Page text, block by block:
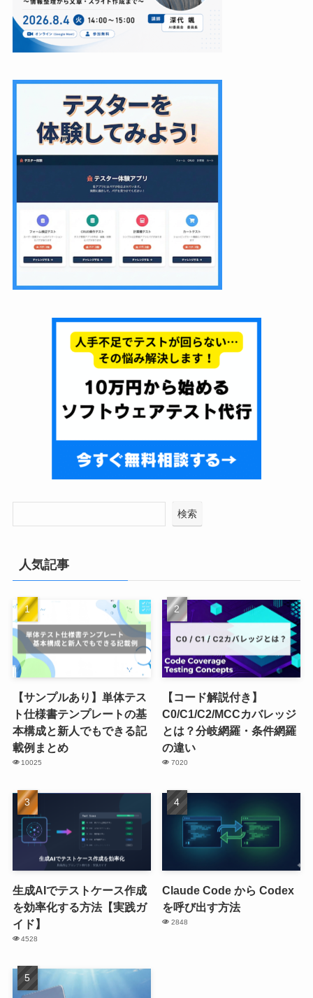
検索
人気記事
【サンプルあり】単体テス
ト仕様書テンプレートの基
本構成と新人でもできる記
載例まとめ
10025
【コード解説付き】
C0/C1/C2/MCCカバレッジ
とは？分岐網羅・条件網羅
の違い
7020
生成AIでテストケース作成
を効率化する方法【実践ガ
イド】
4528
Claude Code から Codex
を呼び出す方法
2848